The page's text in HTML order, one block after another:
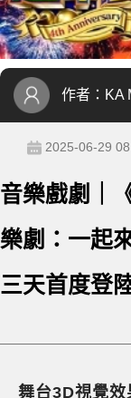
作者： KA
2025-06-29
音樂戲劇｜
樂劇：一起
三天首度登
舞台3D視覺